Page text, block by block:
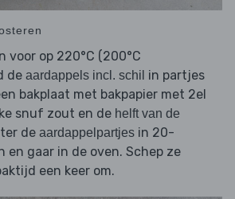
voor op 220°C (200°C
de aardappels incl. schil in partjes
bakplaat met bakpapier met 2el
snuf zout en de helft van de
de aardappelpartjes in 20-
en gaar in de oven. Schep ze
een keer om.